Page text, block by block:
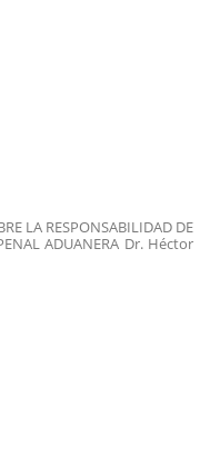
LA RESPONSABILIDAD DE
ADUANERA Dr. Héctor